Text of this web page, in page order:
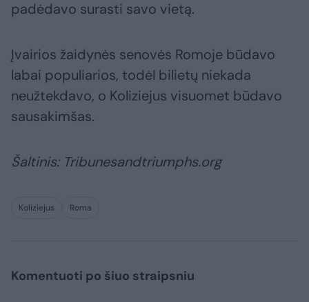
padėdavo surasti savo vietą.
Įvairios žaidynės senovės Romoje būdavo
labai populiarios, todėl bilietų niekada
neužtekdavo, o Koliziejus visuomet būdavo
sausakimšas.
Šaltinis: Tribunesandtriumphs.org
Koliziejus Roma
Komentuoti po šiuo straipsniu